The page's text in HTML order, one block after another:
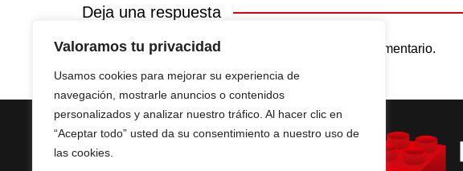
Valoramos tu privacidad
Usamos cookies para mejorar su experiencia de
navegación, mostrarle anuncios o contenidos
personalizados y analizar nuestro tráfico. Al hacer clic en
“Aceptar todo” usted da su consentimiento a nuestro uso de
las cookies.
Deja una respuesta
Lo siento, debes estarconectado para publicar un comentario.